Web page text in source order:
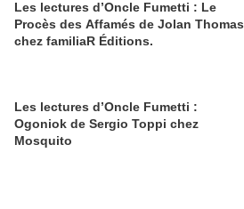
Les lectures d’Oncle Fumetti : Le
Procès des Affamés de Jolan Thomas
chez familiaR Éditions.
Les lectures d’Oncle Fumetti :
Ogoniok de Sergio Toppi chez
Mosquito